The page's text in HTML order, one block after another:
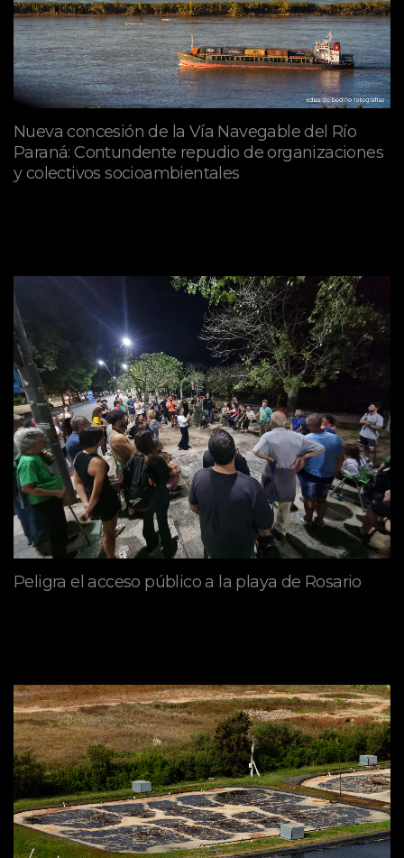
Nueva concesión de la Vía Navegable del Río
Paraná: Contundente repudio de organizaciones
y colectivos socioambientales
Peligra el acceso público a la playa de Rosario